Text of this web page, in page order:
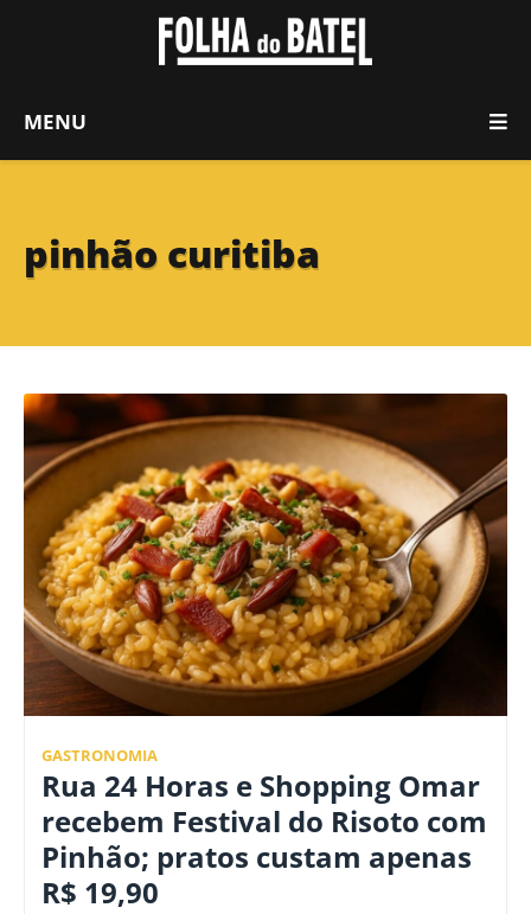
MENU
pinhão curitiba
GASTRONOMIA
Rua 24 Horas e Shopping Omar
recebem Festival do Risoto com
Pinhão; pratos custam apenas
R$ 19,90